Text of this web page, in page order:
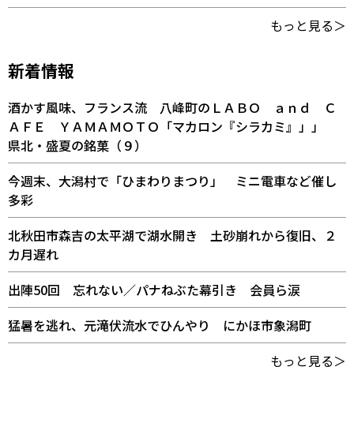
もっと見る＞
新着情報
酒かす風味、フランス流 八峰町のＬＡＢＯ ａｎｄ Ｃ
ＡＦＥ ＹＡＭＡＭＯＴＯ「マカロン『シラカミ』」」
県北・盛夏の銘菓（９）
今週末、大潟村で「ひまわりまつり」 ミニ電車など催し
多彩
北秋田市森吉の太平湖で湖水開き 土砂崩れから復旧、２
カ月遅れ
出陣50回 忘れない／パナねぶた幕引き 会員ら涙
猛暑を逃れ、元滝伏流水でひんやり にかほ市象潟町
もっと見る＞